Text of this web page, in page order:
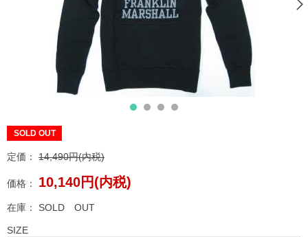
SOLD OUT
定価： 14,490円(内税)
価格： 10,140円(内税)
在庫： SOLD OUT
SIZE